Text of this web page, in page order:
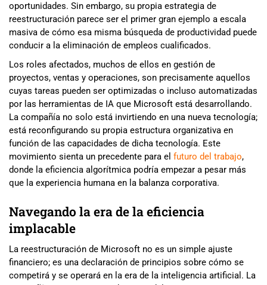
oportunidades. Sin embargo, su propia estrategia de
reestructuración parece ser el primer gran ejemplo a escala
masiva de cómo esa misma búsqueda de productividad puede
conducir a la eliminación de empleos cualificados.
Los roles afectados, muchos de ellos en gestión de
proyectos, ventas y operaciones, son precisamente aquellos
cuyas tareas pueden ser optimizadas o incluso automatizadas
por las herramientas de IA que Microsoft está desarrollando.
La compañía no solo está invirtiendo en una nueva tecnología;
está reconfigurando su propia estructura organizativa en
función de las capacidades de dicha tecnología. Este
movimiento sienta un precedente para el futuro del trabajo,
donde la eficiencia algorítmica podría empezar a pesar más
que la experiencia humana en la balanza corporativa.
Navegando la era de la eficiencia
implacable
La reestructuración de Microsoft no es un simple ajuste
financiero; es una declaración de principios sobre cómo se
competirá y se operará en la era de la inteligencia artificial. La